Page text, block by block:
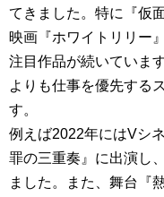
てきました。特に『仮
映画『ホワイトリリー
注目作品が続いていま
よりも仕事を優先する
す。
例えば2022年にはVシ
罪の三重奏』に出演し
ました。また、舞台『